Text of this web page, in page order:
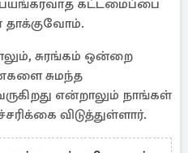
கட்டமைப்பை
தாக்குவோம்.
சுரங்கம் ஒன்றை
சுமந்த
என்றாலும் நாங்கள்
விடுத்துள்ளார்.